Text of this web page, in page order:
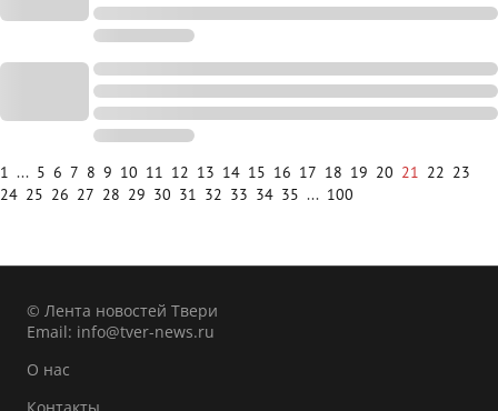
1 ... 5 6 7 8 9 10 11 12 13 14 15 16 17 18 19 20 21 22 23
24 25 26 27 28 29 30 31 32 33 34 35 ... 100
© Лента новостей Твери
Email: info@tver-news.ru
О нас